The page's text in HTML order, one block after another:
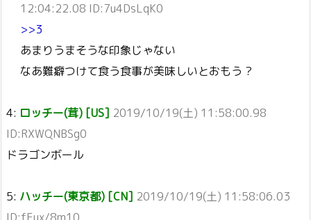
12:04:22.08 ID:7u4DsLqK0
>>3
あまりうまそうな印象じゃない
なあ難癖つけて食う食事が美味しいとおもう ?
4: ロッチー(茸) [US] 2019/10/19(土) 11:58:00.98
ID:RXWQNBSg0
ドラゴンボール
5: ハッチー(東京都) [CN] 2019/10/19(土) 11:58:06.03